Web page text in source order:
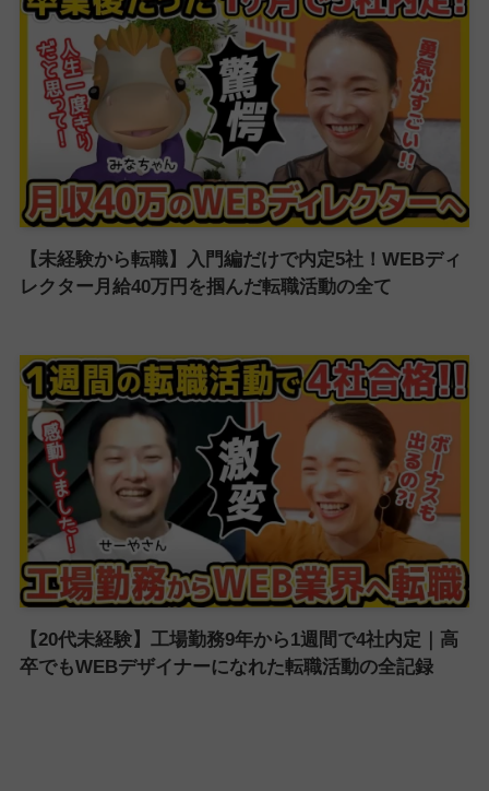
【未経験から転職】入門編だけで内定5社！WEBディ
レクター月給40万円を掴んだ転職活動の全て
【20代未経験】工場勤務9年から1週間で4社内定｜高
卒でもWEBデザイナーになれた転職活動の全記録